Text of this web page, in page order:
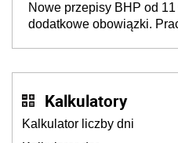
neuroatypowe. Powstanie
Inkluzywności w
Nowe przepisy BHP od
dodatkowe obowiązki.
Kalkulatory
Kalkulator liczby dni